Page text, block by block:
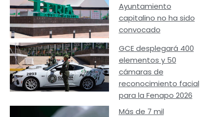
Ayuntamiento
capitalino no ha sido
convocado
GCE desplegará 400
elementos y 50
cámaras de
reconocimiento facial
para la Fenapo 2026
Más de 7 mil